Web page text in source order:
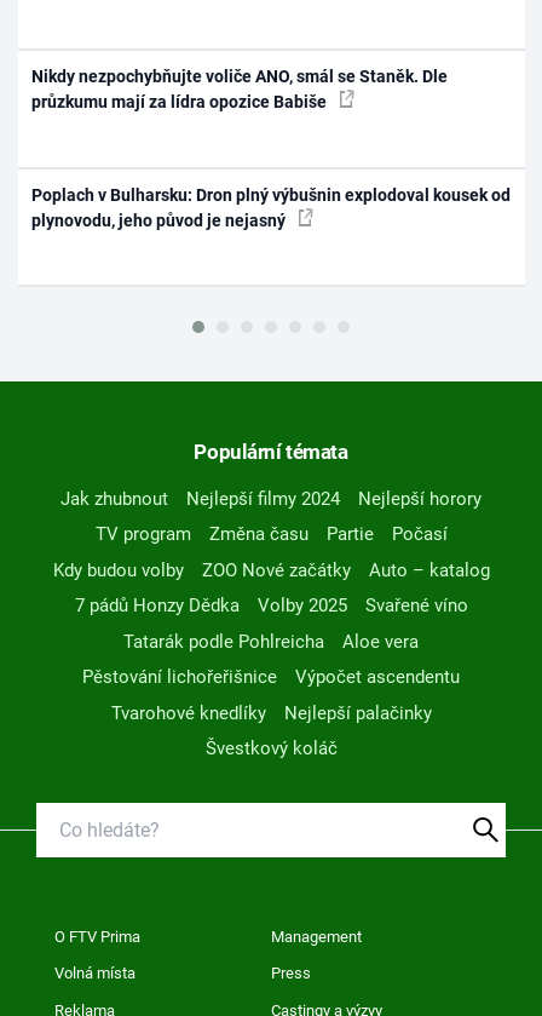
Nikdy nezpochybňujte voliče ANO, smál se Staněk. Dle
průzkumu mají za lídra opozice Babiše
Poplach v Bulharsku: Dron plný výbušnin explodoval kousek od
plynovodu, jeho původ je nejasný
Populární témata
Jak zhubnout Nejlepší filmy 2024
Nejlepší horory
TV program
Změna času Partie
Počasí
Kdy budou volby
ZOO Nové začátky
Auto – katalog
7 pádů Honzy Dědka
Volby 2025
Svařené víno
Tatarák podle Pohlreicha
Aloe vera
Pěstování lichořeřišnice
Výpočet ascendentu
Tvarohové knedlíky
Nejlepší palačinky
Švestkový koláč
O FTV Prima Management
Volná místa Press
Reklama Castingy a výzvy